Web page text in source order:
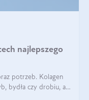
najlepszego
potrzeb. Kolagen
bydła czy drobiu, a